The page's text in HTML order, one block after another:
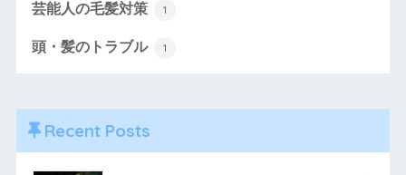
芸能人の毛髪対策 1
頭・髪のトラブル 1
Recent Posts